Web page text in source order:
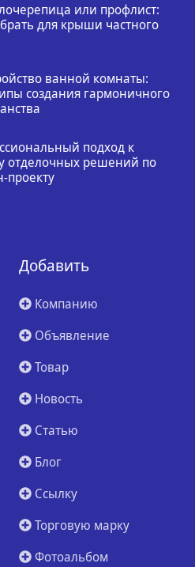
или профлист:
для крыши частного
ванной комнаты:
создания гармоничного
подход к
отделочных решений по
проекту
Добавить
Компанию
Объявление
Товар
Новость
Статью
Блог
Ссылку
Торговую марку
Фотоальбом